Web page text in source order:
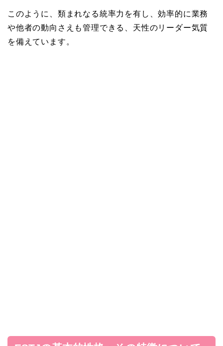
このように、類まれなる統率力を有し、効率的に業務
や他者の動向さえも管理できる、天性のリーダー気質
を備えています。